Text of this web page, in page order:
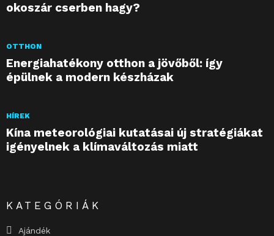
okoszár cserben hagy?
OTTHON
Energiahatékony otthon a jövőből: így
épülnek a modern készházak
HÍREK
Kína meteorológiai kutatásai új stratégiákat
igényelnek a klímaváltozás miatt
KATEGÓRIÁK
Ajándék